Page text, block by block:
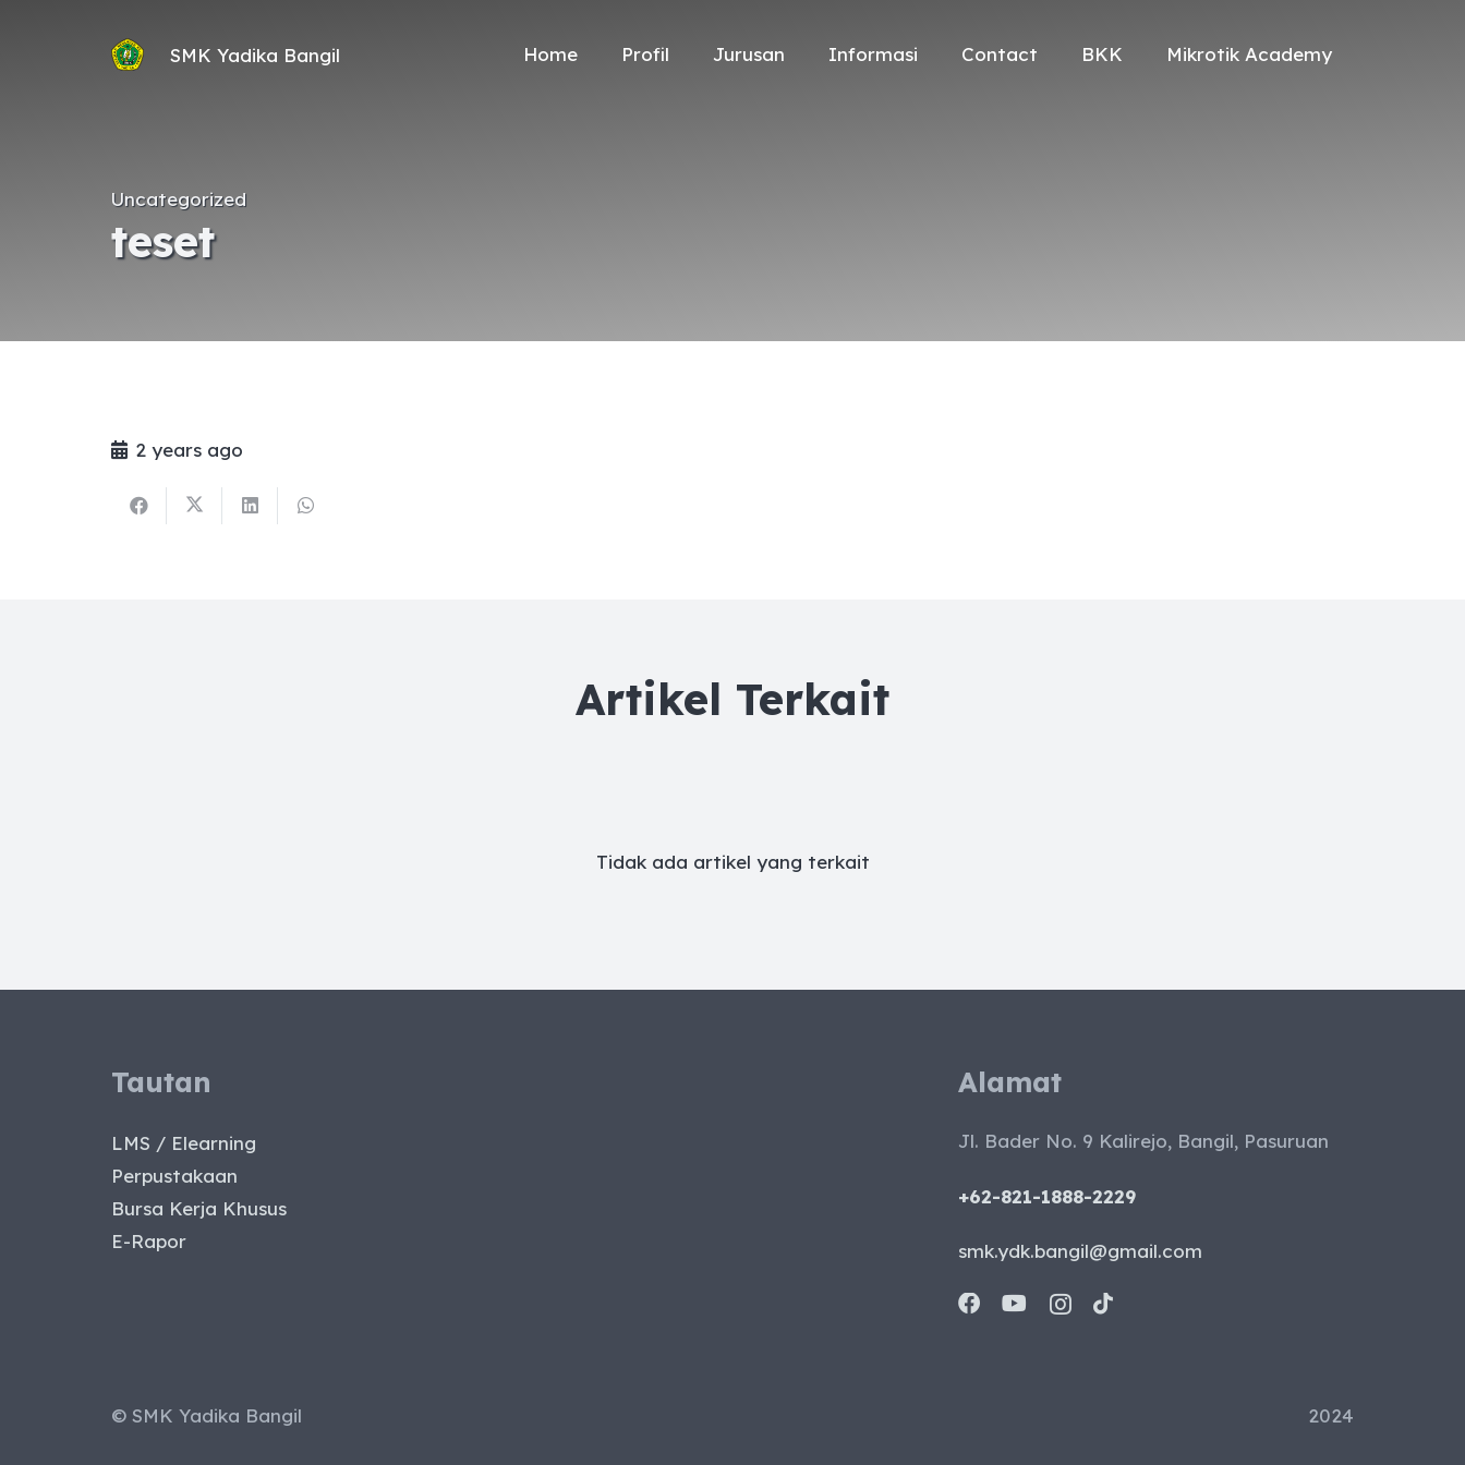
SMK Yadika Bangil Home Profil Jurusan Informasi Contact BKK Mikrotik Academy
Uncategorized
teset
2 years ago
Artikel Terkait
Tidak ada artikel yang terkait
Tautan
LMS / Elearning
Perpustakaan
Bursa Kerja Khusus
E-Rapor
Alamat
Jl. Bader No. 9 Kalirejo, Bangil, Pasuruan
+62-821-1888-2229
smk.ydk.bangil@gmail.com
© SMK Yadika Bangil 2024